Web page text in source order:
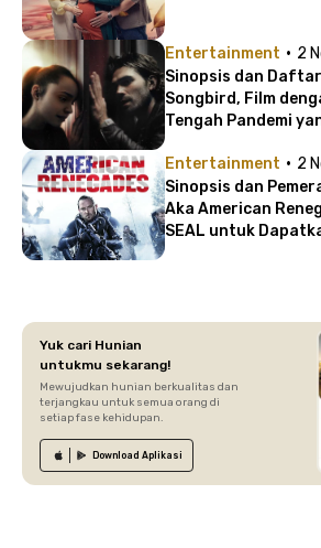
Entertainment · 2
Sinopsis dan
Songbird, Film
Tengah Pandemi
Entertainment · 2
Sinopsis dan
Aka American
SEAL untuk
Yuk cari Hunian
untukmu sekarang!
Mewujudkan hunian berkualitas dan
terjangkau untuk semua orang di
setiap fase kehidupan.
Download Aplikasi